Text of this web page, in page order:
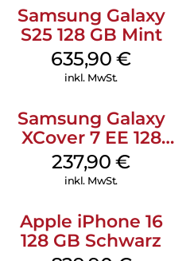
Samsung Galaxy
S25 128 GB Mint
635,90€
inkl. MwSt.
Samsung Galaxy
XCover 7 EE 128
GB Black
237,90€
inkl. MwSt.
Apple iPhone 16
128 GB Schwarz